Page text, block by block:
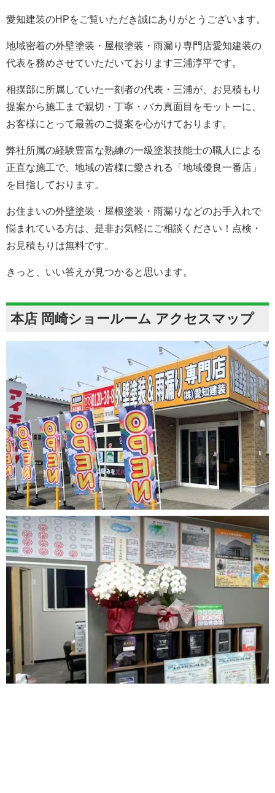
愛知建装のHPをご覧いただき誠にありがとうございます。
地域密着の外壁塗装・屋根塗装・雨漏り専門店愛知建装の
代表を務めさせていただいております三浦淳平です。
相撲部に所属していた一刻者の代表・三浦が、お見積もり
提案から施工まで親切・丁寧・バカ真面目をモットーに、
お客様にとって最善のご提案を心がけております。
弊社所属の経験豊富な熟練の一級塗装技能士の職人による
正直な施工で、地域の皆様に愛される「地域優良一番店」
を目指しております。
お住まいの外壁塗装・屋根塗装・雨漏りなどのお手入れで
悩まれている方は、是非お気軽にご相談ください！点検・
お見積もりは無料です。
きっと、いい答えが見つかると思います。
本店 岡崎ショールーム アクセスマップ